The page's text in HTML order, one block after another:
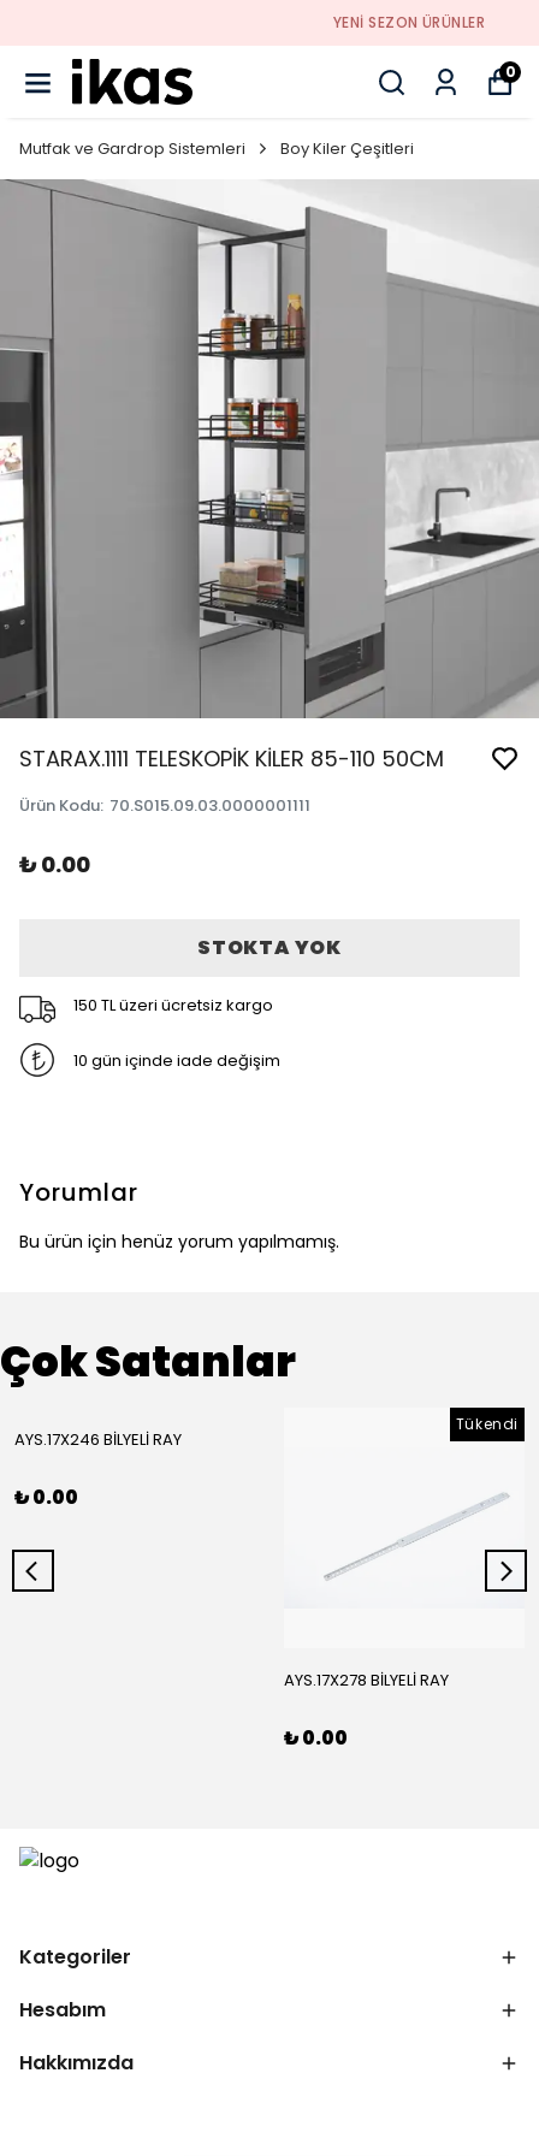
YENI SEZON ÜRÜNLER
0
Mutfak ve Gardrop Sistemleri Boy Kiler Çeşitleri
STARAX.1111 TELESKOPİK KİLER 85-110 50CM
Ürün Kodu: 70.S015.09.03.0000001111
₺ 0.00
STOKTA YOK
150 TL üzeri ücretsiz kargo
10 gün içinde iade değişim
Yorumlar
Bu ürün için henüz yorum yapılmamış.
Çok Satanlar
AYS.17X246 BİLYELİ RAY
₺ 0.00
Tükendi
AYS.17X278 BİLYELİ RAY
₺ 0.00
Kategoriler
Hesabım
Hakkımızda